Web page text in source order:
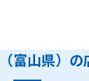
富山県）の